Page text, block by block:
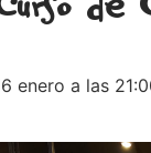
enero a las